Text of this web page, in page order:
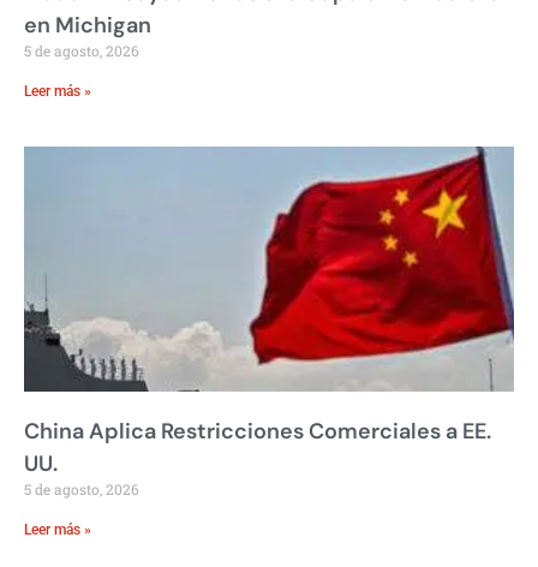
en Michigan
5 de agosto, 2026
Leer más »
China Aplica Restricciones Comerciales a EE.
UU.
5 de agosto, 2026
Leer más »